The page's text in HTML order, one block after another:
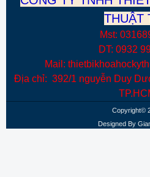
THUẬT
Mst:
DT: 0932
Mail:
Địa chỉ: 392/1 nguyễn Duy
Copyright©
Designed By